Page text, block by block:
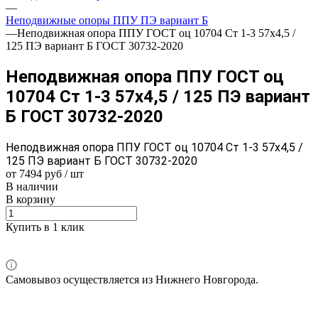
—
Неподвижные опоры ППУ ПЭ вариант Б
—Неподвижная опора ППУ ГОСТ оц 10704 Ст 1-3 57x4,5 /
125 ПЭ вариант Б ГОСТ 30732-2020
Неподвижная опора ППУ ГОСТ оц
10704 Ст 1-3 57x4,5 / 125 ПЭ вариант
Б ГОСТ 30732-2020
Неподвижная опора ППУ ГОСТ оц 10704 Ст 1-3 57x4,5 /
125 ПЭ вариант Б ГОСТ 30732-2020
от 7494 руб / шт
В наличии
В корзину
Купить в 1 клик
Самовывоз осуществляется из Нижнего Новгорода.